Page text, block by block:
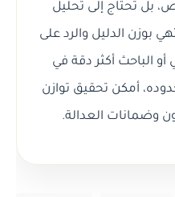
بل تحتاج إلى تحليل
بوزن الدليل والرد على
أو الباحث أكثر دقة في
أمكن تحقيق توازن
وضمانات العدالة.